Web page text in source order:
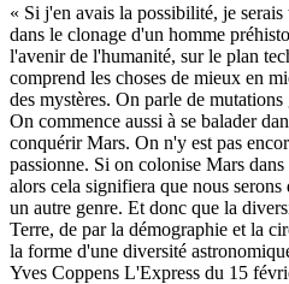
« Si j'en avais la possibilité, je
dans le clonage d'un homme
l'avenir de l'humanité, sur le plan
comprend les choses de mieux en
des mystères. On parle de
On commence aussi à se balader
conquérir Mars. On n'y est pas
passionne. Si on colonise Mars
alors cela signifiera que nous
un autre genre. Et donc que la
Terre, de par la démographie et la
la forme d'une diversité
Yves Coppens L'Express du 15